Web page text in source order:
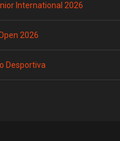
International 2026
2026
Desportiva